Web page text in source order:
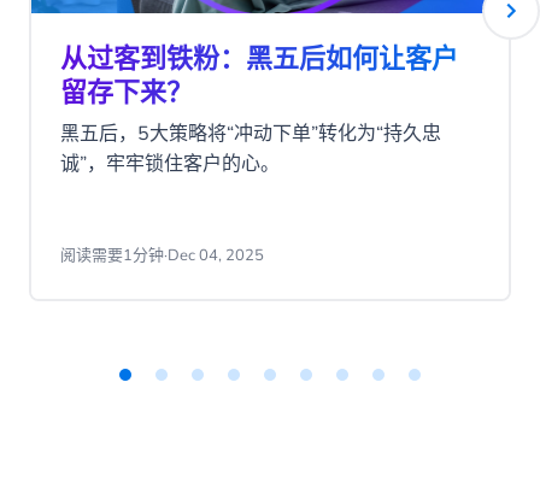
从过客到铁粉：黑五后如何让客户
留存下来？
黑五后，5大策略将“冲动下单”转化为“持久忠
诚”，牢牢锁住客户的心。
阅读需要1分钟·Dec 04, 2025